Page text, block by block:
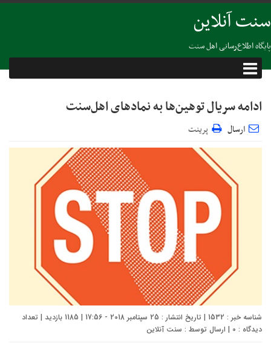
سنت آنلاین
پایگاه اطلاع‌رسانی اهل سنت
ادامه سریال توهین‌ها به نمادهای اهل‌سنت
ارسال پرینت
شناسه خبر : 1532 | تاریخ انتشار : 25 سپتامبر 2018 - 17:56 | 1185 بازدید | تعداد
دیدگاه : 0 | ارسال توسط : سنت آنلاین